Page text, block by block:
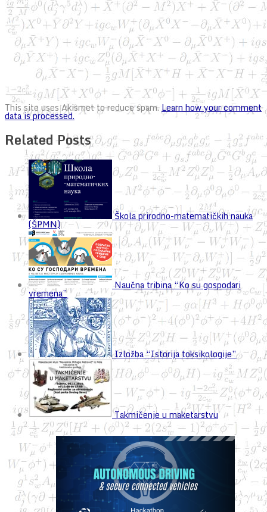
This site uses Akismet to reduce spam.Learn how your comment
data is processed.
Related Posts
Škola prirodno-matematičkih nauka
(ŠPMN)
Naučna tribina “Ko su gospodari
vremena”
Izložba “Istorija toksikologije”
Takmičenje u maketarstvu